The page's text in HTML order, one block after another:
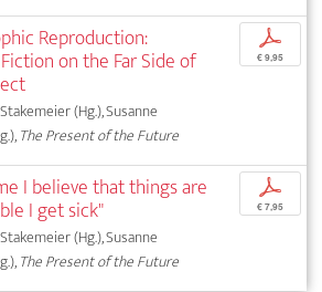
Reproduction:
on the Far Side of
(Hg.), Susanne
The Present of the Future
p
€ 9,95
I believe that things are
I get sick"
(Hg.), Susanne
The Present of the Future
p
€ 7,95